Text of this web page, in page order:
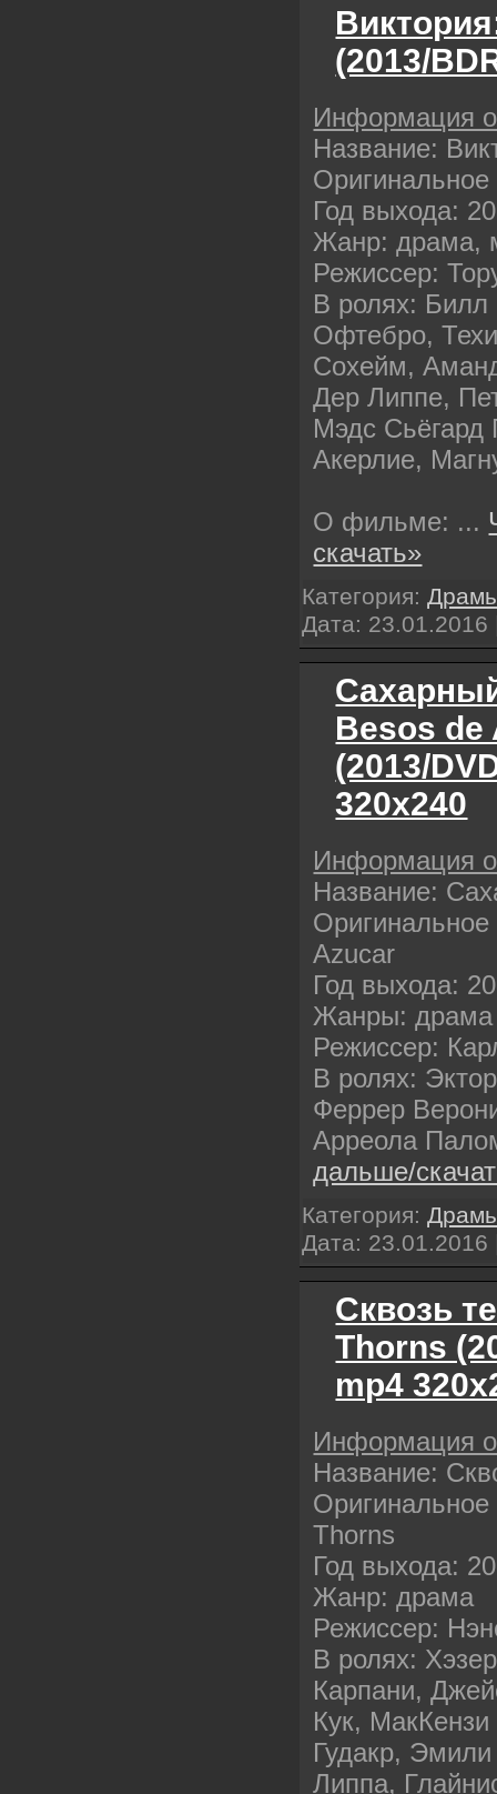
(2013/
Информация
Название:
Год выхода:
Жанр: драма,
Режиссер:
В ролях: Билл
Офтебро,
Сохейм,
Дер Липпе,
Мэдс
Акерлие,
О фильме: ...
скачать»
Категория:
Дата: 23.01.2016
Besos de
(2013/
320х240
Информация
Название:
Azucar
Год выхода:
Жанры: драма
Режиссер:
В ролях:
Феррер
Арреола
дальше/
Категория:
Дата: 23.01.2016
Сквозь
Thorns
mp4
Информация
Название:
Thorns
Год выхода:
Жанр: драма
Режиссер:
В ролях:
Карпани,
Кук,
Гудакр, Эмили
Липпа,